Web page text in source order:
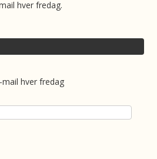
hver fredag.
hver fredag